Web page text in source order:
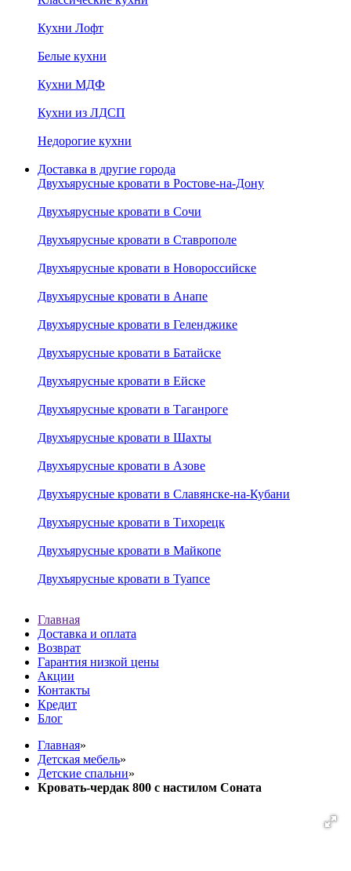
Кухни Лофт
Белые кухни
Кухни МДФ
Кухни из ЛДСП
Недорогие кухни
Доставка в другие города
Двухъярусные кровати в Ростове-на-Дону
Двухъярусные кровати в Сочи
Двухъярусные кровати в Ставрополе
Двухъярусные кровати в Новороссийске
Двухъярусные кровати в Анапе
Двухъярусные кровати в Геленджике
Двухъярусные кровати в Батайске
Двухъярусные кровати в Ейске
Двухъярусные кровати в Таганроге
Двухъярусные кровати в Шахты
Двухъярусные кровати в Азове
Двухъярусные кровати в Славянске-на-Кубани
Двухъярусные кровати в Тихорецк
Двухъярусные кровати в Майкопе
Двухъярусные кровати в Туапсе
Главная
Доставка и оплата
Возврат
Гарантия низкой цены
Акции
Контакты
Кредит
Блог
Главная»
Детская мебель»
Детские спальни»
Кровать-чердак 800 с настилом Соната